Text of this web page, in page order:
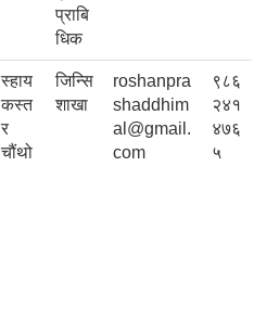
प्राबि
धिक
स्हाय
कस्त
र
चौंथो
जिन्सि
शाखा
roshanpra
shaddhim
al@gmail.
com
९८६
२४१
४७६
५